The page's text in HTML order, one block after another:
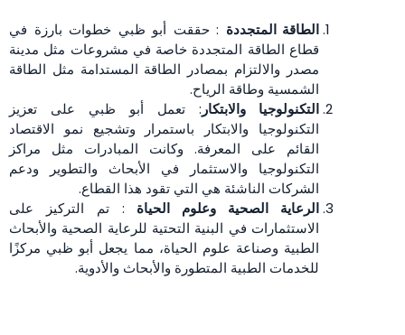
الطاقة المتجددة : حققت أبو ظبي خطوات بارزة في
قطاع الطاقة المتجددة خاصة في مشروعات مثل مدينة
مصدر والالتزام بمصادر الطاقة المستدامة مثل الطاقة
الشمسية وطاقة الرياح.
التكنولوجيا والابتكار : تعمل أبو ظبي على تعزيز
التكنولوجيا والابتكار باستمرار وتشجيع نمو الاقتصاد
القائم على المعرفة. وكانت المبادرات مثل مراكز
التكنولوجيا والاستثمار في الأبحاث والتطوير ودعم
الشركات الناشئة هي التي تقود هذا القطاع.
الرعاية الصحية وعلوم الحياة : تم التركيز على
الاستثمارات في البنية التحتية للرعاية الصحية والأبحاث
الطبية وصناعة علوم الحياة، مما يجعل أبو ظبي مركزًا
للخدمات الطبية المتطورة والأبحاث والأدوية.